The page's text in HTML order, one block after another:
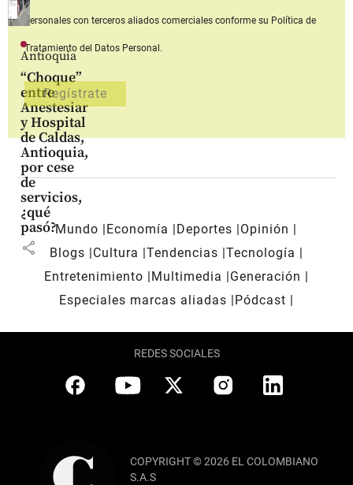
Antioquia
“Choque”
entre
Anestesiar
y Hospital
de Caldas,
Antioquia,
por cese
de
servicios,
¿qué
pasó?
share
personales con terceros aliados comerciales conforme su Política de
Tratamiento del Datos Personal.
Mundo Economía Deportes
Opinión
Blogs
Cultura Tendencias Tecnología
Entretenimiento
Multimedia
Generación
Especiales marcas aliadas
Pódcast
REDES SOCIALES
COPYRIGHT © 2026 EL COLOMBIANO
S.A.S